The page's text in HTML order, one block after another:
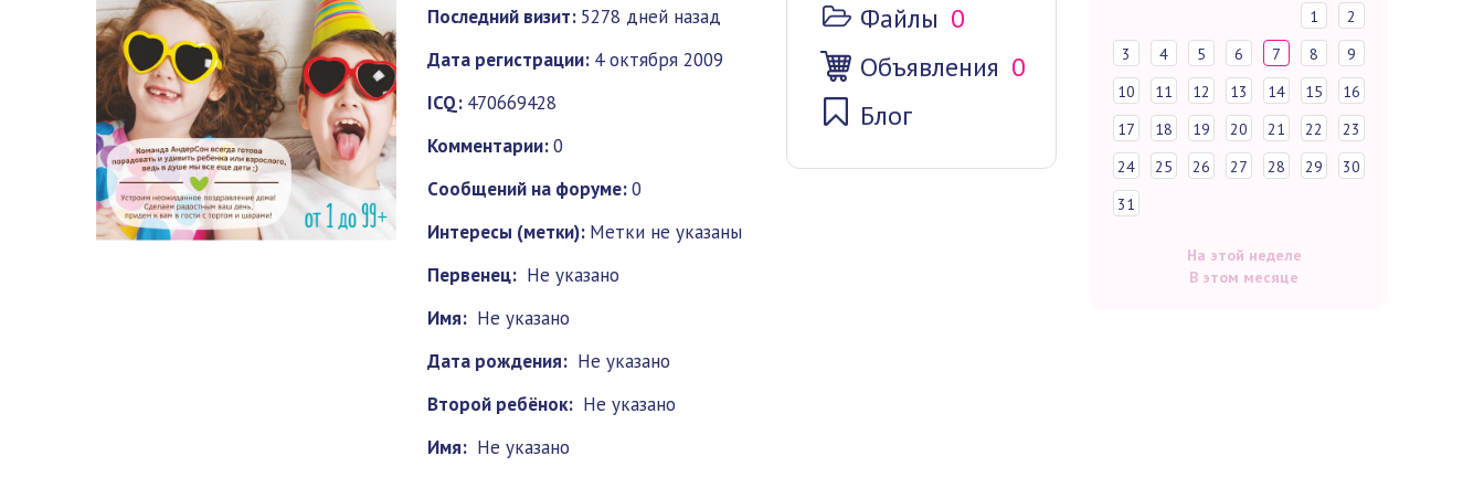
Последний визит: 5278 дней назад
Дата регистрации: 4 октября 2009
ICQ: 470669428
Комментарии:0
Cообщений на форуме:0
Интересы (метки): Метки не указаны
Первенец: Не указано
Имя: Не указано
Дата рождения: Не указано
Второй ребёнок: Не указано
Имя: Не указано
Файлы 0
Объявления 0
Блог
1
2
3
4 5 6 7 8
9
10
11 12 13 14 15
16
17
18 19 20 21 22
23
24
25 26 27 28 29
30
31
На этой неделе
В этом месяце